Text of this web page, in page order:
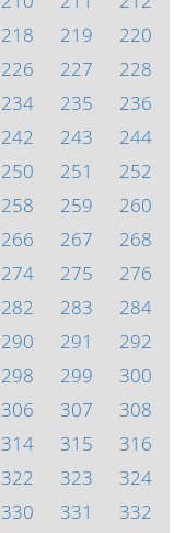
218 219
220
226 227
228
234 235
236
242 243
244
250 251
252
258 259
260
266 267
268
274 275
276
282 283
284
290 291
292
298 299
300
306 307
308
314 315
316
322 323
324
330 331
332